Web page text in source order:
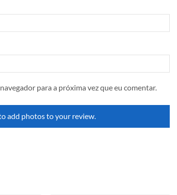
para a próxima vez que eu comentar.
add photos to your review.